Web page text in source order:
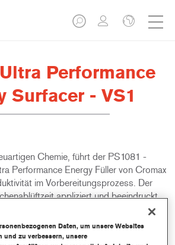
Performance
Surfacer - VS1
Chemie, führt der PS1081 -
Performance Energy Füller von Cromax
im Vorbereitungsprozess. Der
appliziert und beeindruckt
Er ist ideal geeignet für
bei den täglichen Durchgängen
Daten, um unsere Websites
und zu verbessern, unsere